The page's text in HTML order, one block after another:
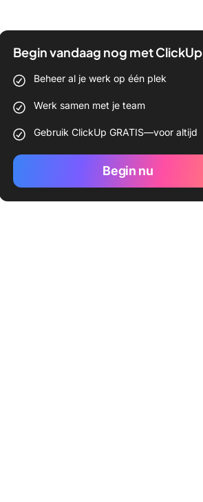
Begin vandaag nog met ClickUp
Beheer al je werk op één plek
Werk samen met je team
Gebruik ClickUp GRATIS—voor altijd
Begin nu